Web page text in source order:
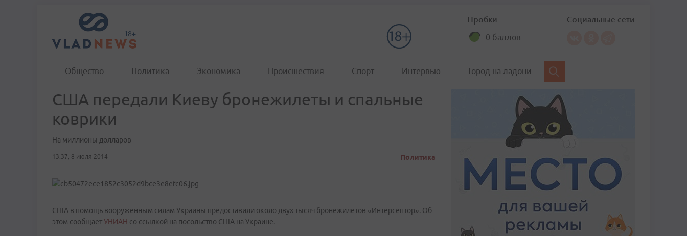
Пробки
0 баллов
Социальные сети
Общество Политика Экономика Происшествия Спорт Интервью Город на ладони
США передали Киеву бронежилеты и спальные
коврики
На миллионы долларов
13:37, 8 июля 2014 Политика
США в помощь вооруженным силам Украины предоставили около двух тысяч бронежилетов «Интерсептор». Об
этом сообщает УНИАН со ссылкой на посольство США на Украине.